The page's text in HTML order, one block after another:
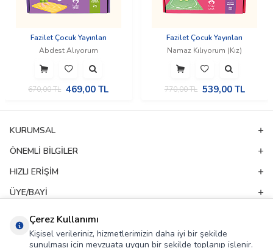
Fazilet Çocuk Yayınları
Abdest Alıyorum
670,00TL 469,00 TL
Fazilet Çocuk Yayınları
Namaz Kılıyorum (Kız)
770,00TL 539,00TL
KURUMSAL
ÖNEMLI BILGILER
HIZLI ERIŞIM
ÜYE/BAYI
ADRES & İLETIŞIM
Çerez Kullanımı
Kişisel verileriniz, hizmetlerimizin daha iyi bir şekilde
sunulması için mevzuata uygun bir şekilde toplanıp işlenir.